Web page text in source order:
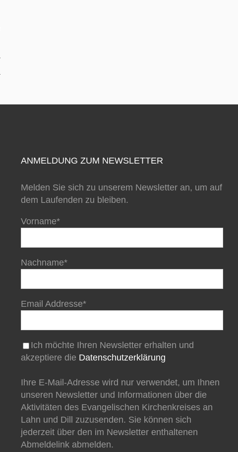
ANMELDUNG ZUM NEWSLETTER
Melden Sie sich zu unserem Newsletter an, um auf
dem Laufenden zu bleiben.
Vorname*
Nachname*
Email Addresse*
Ich möchte Ihren Newsletter erhalten und
akzeptiere die Datenschutzerklärung
Ihre E-Mail-Adresse wird nur verwendet, um Ihnen
unseren Newsletter und Informationen über die
Aktivitäten des Evangelischen Kirchenkreises an
Lahn und Dill zuzusenden. Sie können sich
jederzeit über den im Newsletter enthaltenen
Abmeldelink abmelden.